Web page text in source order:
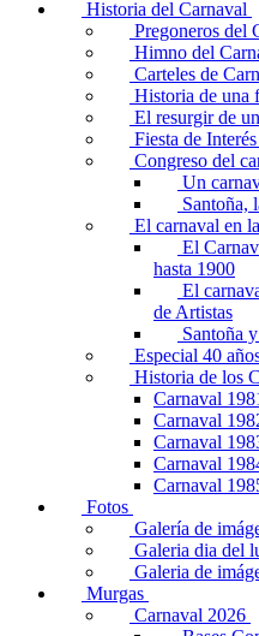
Historia del Carnaval
Pregoneros del
Himno del
Carteles de
Historia de una
El resurgir de
Fiesta de
Congreso del
Un
Santoña,
El carnaval en
El
hasta 1900
El
de Artistas
Santoña
Especial 40
Historia de los
Carnaval
Carnaval
Carnaval
Carnaval
Carnaval
Fotos
Galería de
Galeria dia del
Galeria de
Murgas
Carnaval 2026